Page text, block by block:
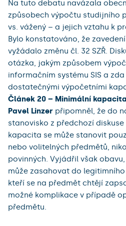
Na tuto debatu navázala
způsobech výpočtu studijního
vs. vážený – a jejich vztahu k
Bylo konstatováno, že
vyžádalo změnu čl. 32 SZŘ.
otázka, jakým způsobem
informačním systému SIS a
dostatečnými výpočetními
Článek 20 – Minimální
Pavel Linzer připomněl, že do
stanovisko z předchozí
kapacita se může stanovit
nebo volitelných předmětů,
povinných. Vyjádřil však
může zasahovat do
kteří se na předmět chtějí
možné komplikace v případě
předmětu.